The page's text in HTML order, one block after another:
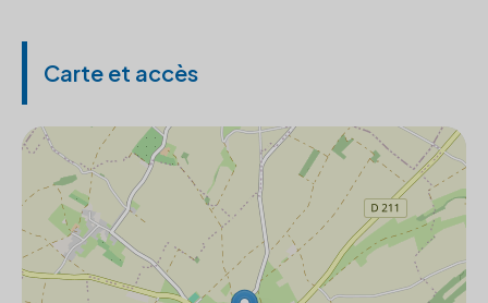
Carte et accès